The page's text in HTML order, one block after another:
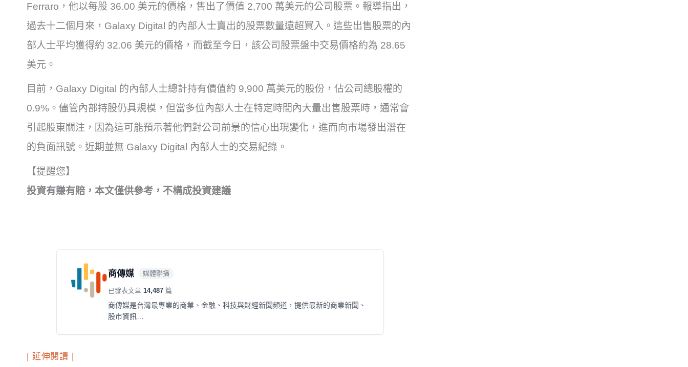
Ferraro，他以每股 36.00 美元的價格，售出了價值 2,700 萬美元的公司股票。報導指出，
過去十二個月來，Galaxy Digital 的內部人士賣出的股票數量遠超買入。這些出售股票的內
部人士平均獲得約 32.06 美元的價格，而截至今日，該公司股票盤中交易價格約為 28.65
美元。
目前，Galaxy Digital 的內部人士總計持有價值約 9,900 萬美元的股份，佔公司總股權的
0.9%。儘管內部持股仍具規模，但當多位內部人士在特定時間內大量出售股票時，通常會
引起股東關注，因為這可能預示著他們對公司前景的信心出現變化，進而向市場發出潛在
的負面訊號。近期並無 Galaxy Digital 內部人士的交易紀錄。
【提醒您】
投資有賺有賠，本文僅供參考，不構成投資建議
商傳媒 媒體聯播
已發表文章 14,487 篇
商傳媒是台灣最專業的商業、金融、科技與財經新聞頻道，提供最新的商業新聞、
股市資訊…
| 延伸閱讀 |